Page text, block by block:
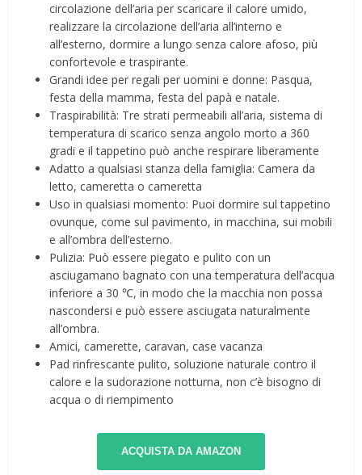
circolazione dell’aria per scaricare il calore umido,
realizzare la circolazione dell’aria all’interno e
all’esterno, dormire a lungo senza calore afoso, più
confortevole e traspirante.
Grandi idee per regali per uomini e donne: Pasqua,
festa della mamma, festa del papà e natale.
Traspirabilità: Tre strati permeabili all’aria, sistema di
temperatura di scarico senza angolo morto a 360
gradi e il tappetino può anche respirare liberamente
Adatto a qualsiasi stanza della famiglia: Camera da
letto, cameretta o cameretta
Uso in qualsiasi momento: Puoi dormire sul tappetino
ovunque, come sul pavimento, in macchina, sui mobili
e all’ombra dell’esterno.
Pulizia: Può essere piegato e pulito con un
asciugamano bagnato con una temperatura dell’acqua
inferiore a 30 ℃, in modo che la macchia non possa
nascondersi e può essere asciugata naturalmente
all’ombra.
Amici, camerette, caravan, case vacanza
Pad rinfrescante pulito, soluzione naturale contro il
calore e la sudorazione notturna, non c’è bisogno di
acqua o di riempimento
ACQUISTA DA AMAZON